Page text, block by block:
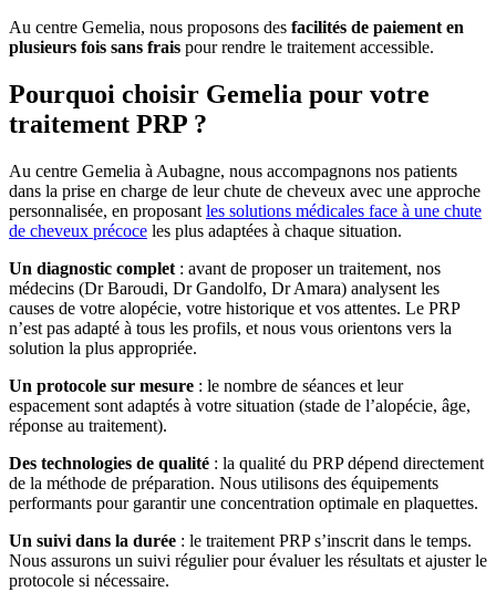
Au centre Gemelia, nous proposons des facilités de paiement en
plusieurs fois sans frais pour rendre le traitement accessible.
Pourquoi choisir Gemelia pour votre
traitement PRP ?
Au centre Gemelia à Aubagne, nous accompagnons nos patients
dans la prise en charge de leur chute de cheveux avec une approche
personnalisée, en proposant les solutions médicales face à une chute
de cheveux précoce les plus adaptées à chaque situation.
Un diagnostic complet : avant de proposer un traitement, nos
médecins (Dr Baroudi, Dr Gandolfo, Dr Amara) analysent les
causes de votre alopécie, votre historique et vos attentes. Le PRP
n’est pas adapté à tous les profils, et nous vous orientons vers la
solution la plus appropriée.
Un protocole sur mesure : le nombre de séances et leur
espacement sont adaptés à votre situation (stade de l’alopécie, âge,
réponse au traitement).
Des technologies de qualité : la qualité du PRP dépend directement
de la méthode de préparation. Nous utilisons des équipements
performants pour garantir une concentration optimale en plaquettes.
Un suivi dans la durée : le traitement PRP s’inscrit dans le temps.
Nous assurons un suivi régulier pour évaluer les résultats et ajuster le
protocole si nécessaire.